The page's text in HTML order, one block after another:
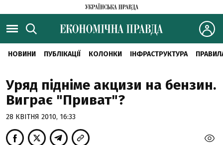
НОВИНИ ПУБЛІКАЦІЇ КОЛОНКИ ІНФРАСТРУКТУРА
Уряд підніме акцизи на бензин.
Виграє "Приват"?
28 КВІТНЯ 2010, 16:33